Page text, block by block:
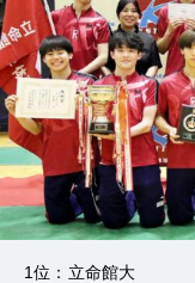
1位：立命館大